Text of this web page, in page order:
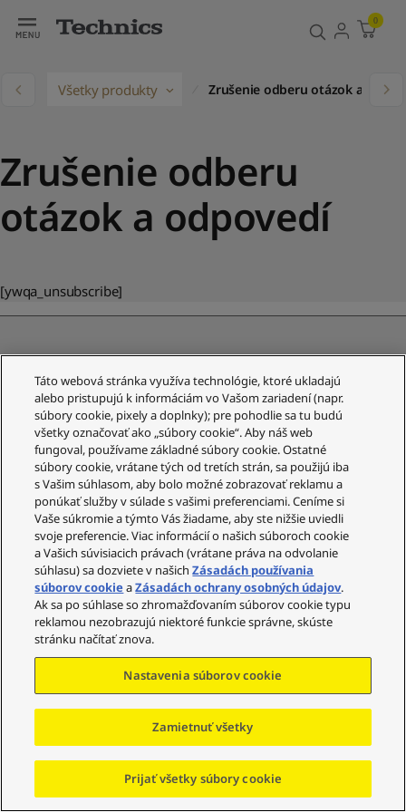
0
Všetky produkty Zrušenie odberu otázok a
Zrušenie odberu
otázok a odpovedí
[ywqa_unsubscribe]
Zákaznícky servis
Váš účet
Právne informácie
Technics
Sociálne siete
Copyright © 2023-2025 Panasonic Marketing Europe
GmbH – organizační složka Česká republika Všechna
práva vyhrazena
Prejsť na začiatok
Táto webová stránka využíva technológie, ktoré ukladajú
alebo pristupujú k informáciám vo Vašom zariadení (napr.
súbory cookie, pixely a doplnky); pre pohodlie sa tu budú
všetky označovať ako „súbory cookie“. Aby náš web
fungoval, používame základné súbory cookie. Ostatné
súbory cookie, vrátane tých od tretích strán, sa použijú iba
s Vašim súhlasom, aby bolo možné zobrazovať reklamu a
ponúkať služby v súlade s vašimi preferenciami. Ceníme si
Vaše súkromie a týmto Vás žiadame, aby ste nižšie uviedli
svoje preferencie. Viac informácií o našich súboroch cookie
a Vašich súvisiacich právach (vrátane práva na odvolanie
súhlasu) sa dozviete v našichZásadách používania
súborov cookieaZásadách ochrany osobných údajov.
Ak sa po súhlase so zhromažďovaním súborov cookie typu
reklamou nezobrazujú niektoré funkcie správne, skúste
stránku načítať znova.
Nastavenia súborov cookie
Zamietnuť všetky
Prijať všetky súbory cookie